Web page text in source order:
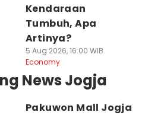
Kendaraan
Tumbuh, Apa
Artinya?
5 Aug 2026, 16:00 WIB
Economy
News Jogja
Pakuwon Mall Jogja